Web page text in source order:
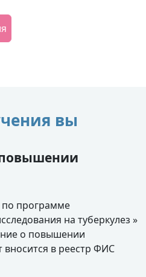
вы
повышении
программе
на туберкулез »
о повышении
в реестр ФИС